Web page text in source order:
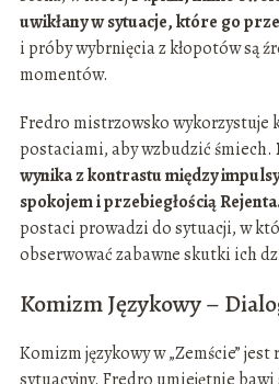
uwikłany w sytuacje, które go
i próby wybrnięcia z kłopotów są
momentów.
Fredro mistrzowsko wykorzystuje
postaciami, aby wzbudzić śmiech.
wynika z kontrastu między
spokojem i przebiegłością Rejenta.
postaci prowadzi do sytuacji, w
obserwować zabawne skutki ich
Komizm Językowy –
Komizm językowy w „Zemście”